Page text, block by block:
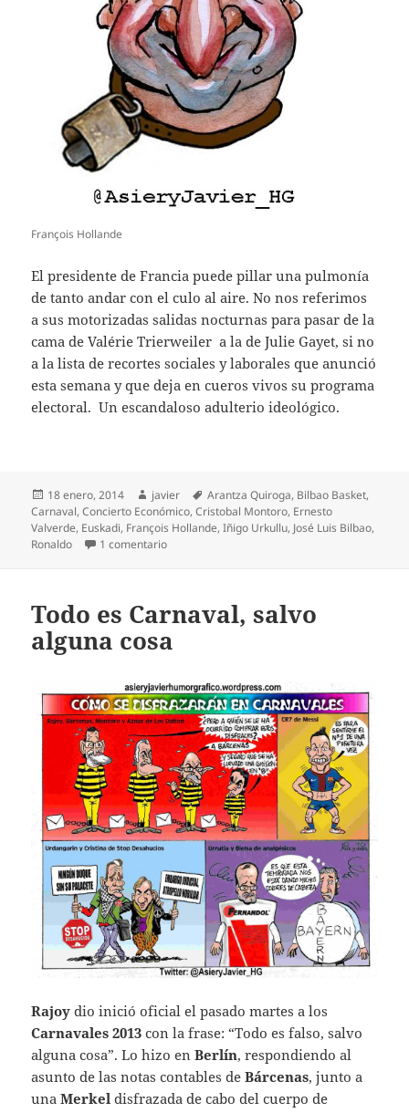
François Hollande
El presidente de Francia puede pillar una pulmonía
de tanto andar con el culo al aire. No nos referimos
a sus motorizadas salidas nocturnas para pasar de la
cama de Valérie Trierweiler a la de Julie Gayet, si no
a la lista de recortes sociales y laborales que anunció
esta semana y que deja en cueros vivos su programa
electoral. Un escandaloso adulterio ideológico.
Publicado
el
18 enero, 2014 Autor
javier Etiquetas
Arantza Quiroga, Bilbao Basket,
Carnaval,Concierto Económico,Cristobal Montoro, Ernesto
Valverde, Euskadi, François Hollande,Iñigo Urkullu, José Luis Bilbao,
Ronaldo
1 comentarioen Un Concierto que suena a música celestial
Todo es Carnaval, salvo
alguna cosa
Rajoy dio inició oficial el pasado martes a los
Carnavales 2013 con la frase: “Todo es falso, salvo
alguna cosa”. Lo hizo enBerlín, respondiendo al
asunto de las notas contables deBárcenas, junto a
unaMerkeldisfrazada de cabo del cuerpo de